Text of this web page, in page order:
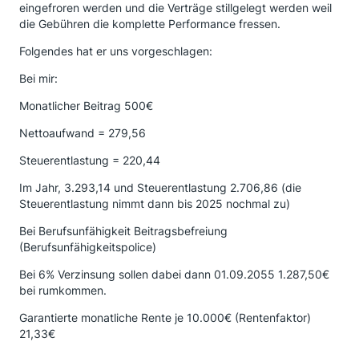
eingefroren werden und die Verträge stillgelegt werden weil
die Gebühren die komplette Performance fressen.
Folgendes hat er uns vorgeschlagen:
Bei mir:
Monatlicher Beitrag 500€
Nettoaufwand = 279,56
Steuerentlastung = 220,44
Im Jahr, 3.293,14 und Steuerentlastung 2.706,86 (die
Steuerentlastung nimmt dann bis 2025 nochmal zu)
Bei Berufsunfähigkeit Beitragsbefreiung
(Berufsunfähigkeitspolice)
Bei 6% Verzinsung sollen dabei dann 01.09.2055 1.287,50€
bei rumkommen.
Garantierte monatliche Rente je 10.000€ (Rentenfaktor)
21,33€